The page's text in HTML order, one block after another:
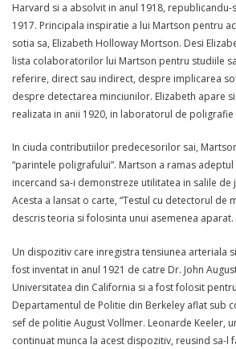
Harvard si a absolvit in anul 1918, republicandu-
1917. Principala inspiratie a lui Martson pentru
sotia sa, Elizabeth Holloway Mortson. Desi
lista colaboratorilor lui Martson pentru studiile
referire, direct sau indirect, despre implicarea
despre detectarea minciunilor. Elizabeth apare
realizata in anii 1920, in laboratorul de poligrafie
In ciuda contributiilor predecesorilor sai,
“parintele poligrafului”. Martson a ramas
incercand sa-i demonstreze utilitatea in salile de
Acesta a lansat o carte, “Testul cu detectorul de
descris teoria si folosinta unui asemenea aparat.
Un dispozitiv care inregistra tensiunea arteriala
fost inventat in anul 1921 de catre Dr. John
Universitatea din California si a fost folosit
Departamentul de Politie din Berkeley aflat sub
sef de politie August Vollmer. Leonarde Keeler,
continuat munca la acest dispozitiv, reusind sa-l